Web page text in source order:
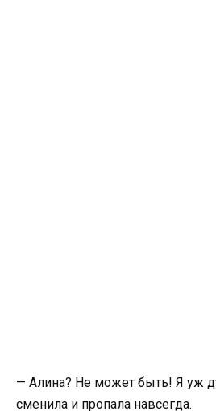
— Алина? Не может быть! Я уж
сменила и пропала навсегда.